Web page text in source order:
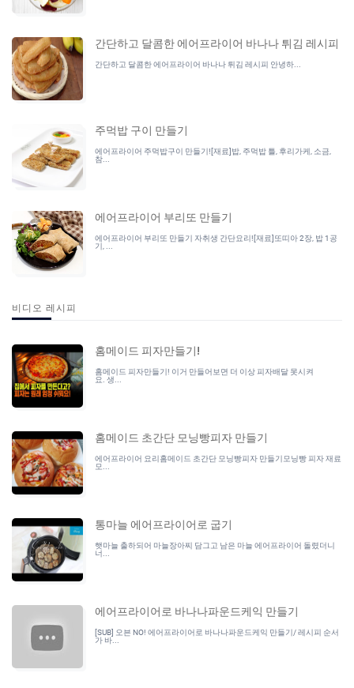
간단하고 달콤한 에어프라이어 바나나 튀김 레시피
간단하고 달콤한 에어프라이어 바나나 튀김 레시피 안녕하...
주먹밥 구이 만들기
에어프라이어 주먹밥구이 만들기![재료]밥, 주먹밥 틀, 후리가케, 소금,
참...
에어프라이어 부리또 만들기
에어프라이어 부리또 만들기 자취생 간단요리![재료]또띠아 2장, 밥 1공
기, ...
비디오 레시피
홈메이드 피자만들기!
홈메이드 피자만들기! 이거 만들어보면 더 이상 피자배달 못시켜
요. 생...
홈메이드 초간단 모닝빵피자 만들기
에어프라이어 요리홈메이드 초간단 모닝빵피자 만들기모닝빵 피자 재료
모...
통마늘 에어프라이어로 굽기
햇마늘 출하되어 마늘장아찌 담그고 남은 마늘 에어프라이어 돌렸더니
너...
에어프라이어로 바나나파운드케익 만들기
[SUB] 오븐 NO! 에어프라이어로 바나나파운드케익 만들기/ 레시피 순서
가 바...